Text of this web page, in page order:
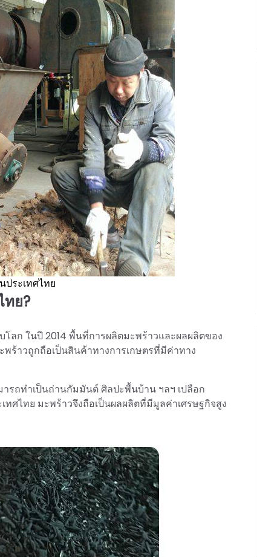
ประเทศไทย
ทย?
ลก ในปี 2014 พื้นที่การผลิตมะพร้าวและผลผลิตของ
พร้าวถูกถือเป็นสินค้าทางการเกษตรที่มีค่าทาง
รถทำเป็นถ่านกัมมันต์ ศิลปะพื้นบ้าน ฯลฯ เปลือก
ศไทย มะพร้าวจึงถือเป็นผลผลิตที่มีมูลค่าเศรษฐกิจสูง